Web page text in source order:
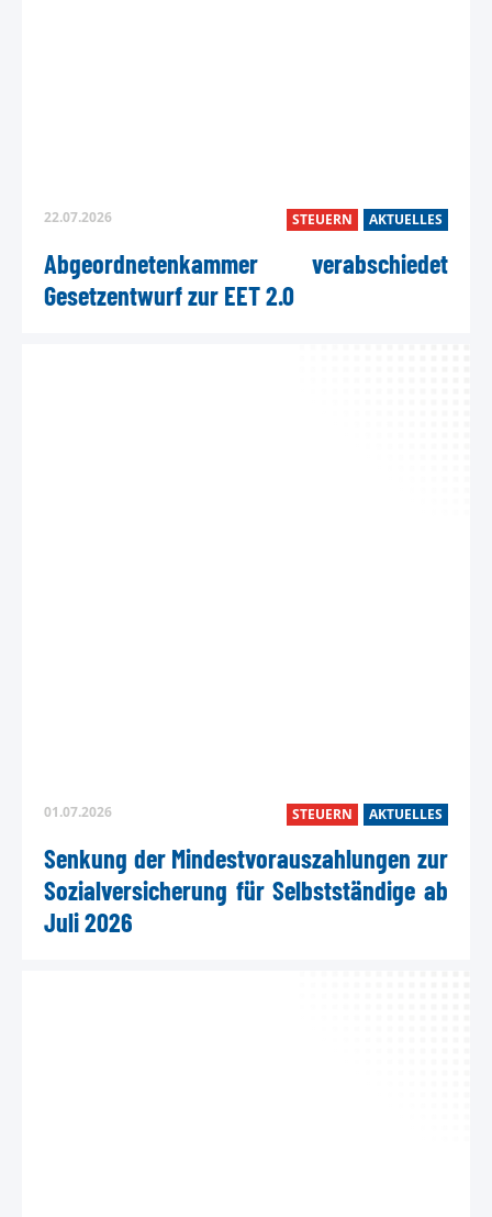
22.07.2026 STEUERN AKTUELLES
Abgeordnetenkammer verabschiedet
Gesetzentwurf zur EET 2.0
01.07.2026 STEUERN AKTUELLES
Senkung der Mindestvorauszahlungen zur
Sozialversicherung für Selbstständige ab
Juli 2026